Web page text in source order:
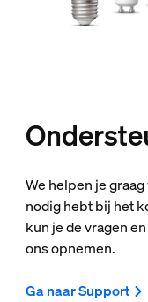
We helpen je
nodig hebt bij het
kun je de vragen
ons opnemen.
Ga naar Support